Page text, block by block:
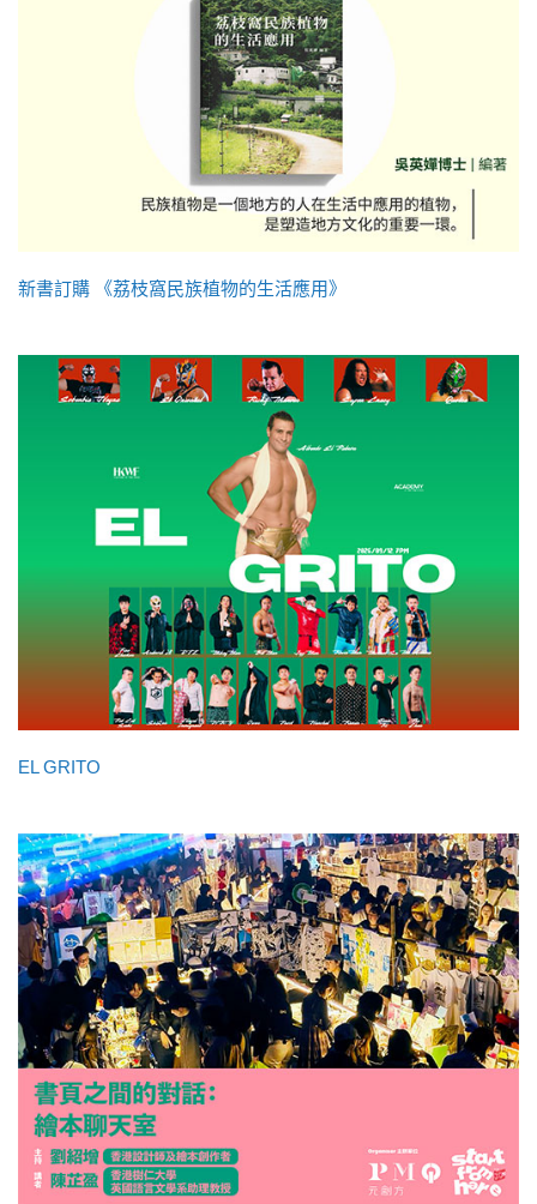
新書訂購 《荔枝窩民族植物的生活應用》
EL GRITO